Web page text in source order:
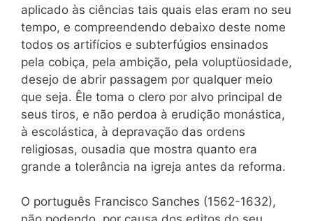
aplicado às ciências tais quais elas eram no seu
tempo, e compreendendo debaixo deste nome
todos os artifícios e subterfúgios ensinados
pela cobiça, pela ambição, pela voluptüosidade,
desejo de abrir passagem por qualquer meio
que seja. Êle toma o clero por alvo principal de
seus tiros, e não perdoa à erudição monástica,
à escolástica, à depravação das ordens
religiosas, ousadia que mostra quanto era
grande a tolerância na igreja antes da reforma.
O português Francisco Sanches (1562-1632),